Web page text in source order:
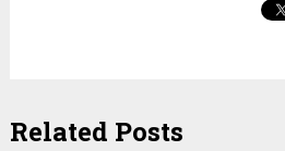
Related Posts